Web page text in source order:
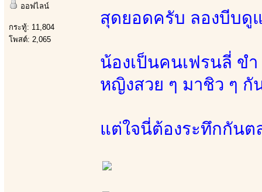
ออฟไลน์
กระทู้: 11,804
โพสต์: 2,065
สุดยอดครับ ลองบีบดู
น้องเป็นคนเฟรนลี่ ข
หญิงสวย ๆ มาชิว ๆ กั
แต่ใจนี่ต้องระทึกกัน